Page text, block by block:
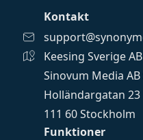
Funktioner
Kontakt
Keesing Sverige
Sinovum Media AB
Holländargatan 23
111 60 Stockholm